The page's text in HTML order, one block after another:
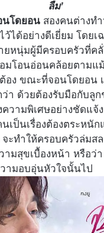
ลืม’
นโดยอน สองคนต่างท
ว้ได้อย่างดีเยี่ยม โดยเ
ยหนุ่มผู้มีครอบครัวที่คลั่
มโอนอ่อนคล้อยตามแ
อง ขณะที่จอนโดยอน
ว่า ด้วยต้องรับมือกับลู
ความพิเศษอย่างชัดแจ้
เป็นเรื่องต้องตระหนัก
ะทำให้ครอบครัวล่มส
ามสุขเบื้องหน้า หรือว่
ามอบอุ่นหัวใจนั้นไป